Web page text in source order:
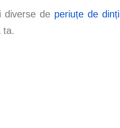
diverse de periuțe de dinți
ta.